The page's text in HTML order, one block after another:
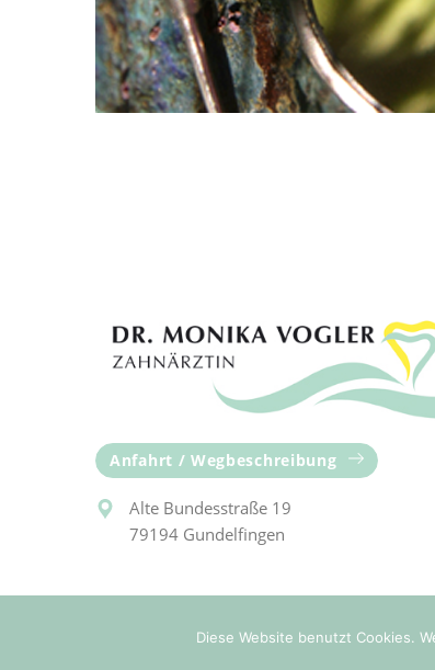
Anfahrt / Wegbeschreibung
Alte Bundesstraße 19
79194 Gundelfingen
Diese Website benutzt Cookies.